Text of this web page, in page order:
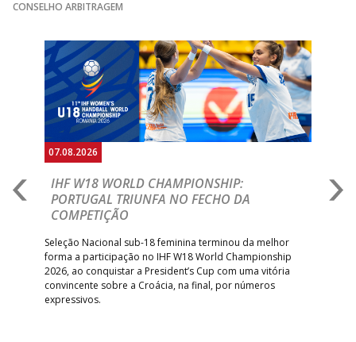
CONSELHO ARBITRAGEM
07.08.2026
IHF W18 WORLD CHAMPIONSHIP:
PORTUGAL TRIUNFA NO FECHO DA
COMPETIÇÃO
Seleção Nacional sub-18 feminina terminou da melhor
forma a participação no IHF W18 World Championship
2026, ao conquistar a President’s Cup com uma vitória
convincente sobre a Croácia, na final, por números
expressivos.
Anterior